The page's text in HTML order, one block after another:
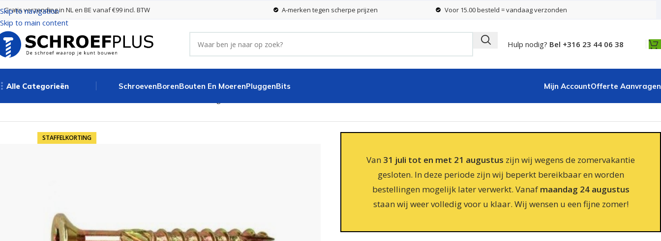
Skip to navigation
Skip to main content
Gratis verzending in NL en BE vanaf €99 incl. BTW A-merken tegen scherpe prijzen Voor 15.00 besteld = vandaag verzonden
Hulp nodig? Bel +316 23 44 06 38
Alle Categorieën SchroevenBorenBouten En MoerenPluggenBits Mijn AccountOfferte Aanvragen
STAFFELKORTING
Van 31 juli tot en met 21 augustus zijn wij wegens de zomervakantie
gesloten. In deze periode zijn wij beperkt bereikbaar en worden
bestellingen mogelijk later verwerkt. Vanaf maandag 24 augustus
staan wij weer volledig voor u klaar. Wij wensen u een fijne zomer!